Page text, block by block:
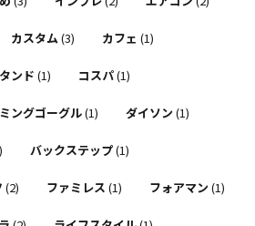
カスタム (3) カフェ (1)
ンド (1) コスパ(1)
ングゴーグル(1) ダイソン (1)
バックステップ(1)
(2) ファミレス (1) フォアマン (1)